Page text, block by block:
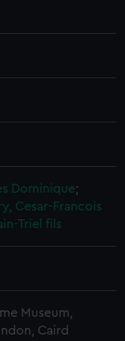
Dominique;
Cesar-Francois
Triel fils
Museum,
Caird